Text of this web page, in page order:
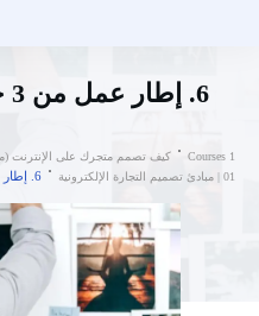
6. إطار عمل من 3 خطوات لتصميم متجرك
Courses 1
كيف تصمم متجرك على الإنترنت
01 | مبادئ تصميم التجارة الإلكترونية